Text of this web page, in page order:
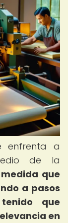
enfrenta a
de la
que
a pasos
que
en